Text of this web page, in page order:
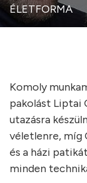
ÉLETFORMA
Komoly
pakolást Liptai
utazásra
véletlenre, míg
és a házi
minden